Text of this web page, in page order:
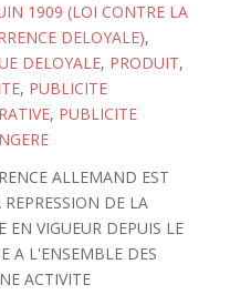
1909 (LOI CONTRE LA
DELOYALE),
DELOYALE, PRODUIT,
, PUBLICITE
, PUBLICITE
ALLEMAND EST
DE LA
EN VIGUEUR DEPUIS LE
A L'ENSEMBLE DES
ACTIVITE